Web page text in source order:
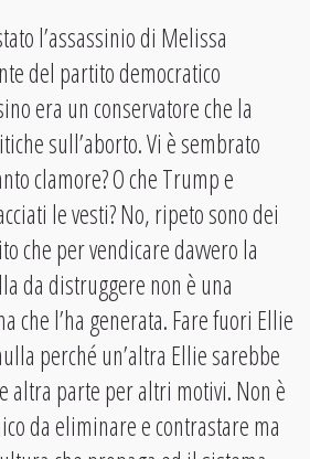
l’assassinio di Melissa
del partito democratico
era un conservatore che la
sull’aborto. Vi è sembrato
clamore? O che Trump e
le vesti? No, ripeto sono dei
che per vendicare davvero la
da distruggere non è una
che l’ha generata. Fare fuori Ellie
perché un’altra Ellie sarebbe
altra parte per altri motivi. Non è
da eliminare e contrastare ma